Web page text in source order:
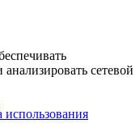
сетевой
использования